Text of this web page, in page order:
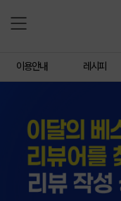
이용안내 레시피